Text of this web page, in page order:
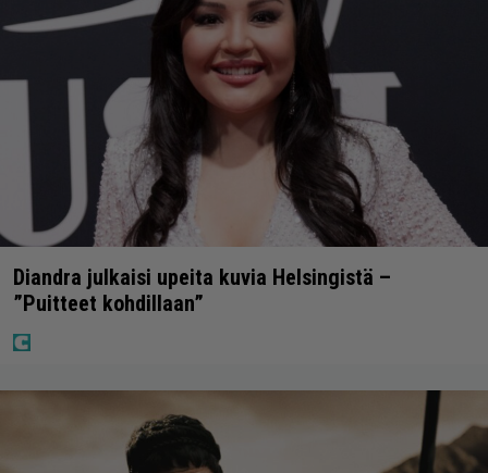
Diandra julkaisi upeita kuvia Helsingistä –
”Puitteet kohdillaan”